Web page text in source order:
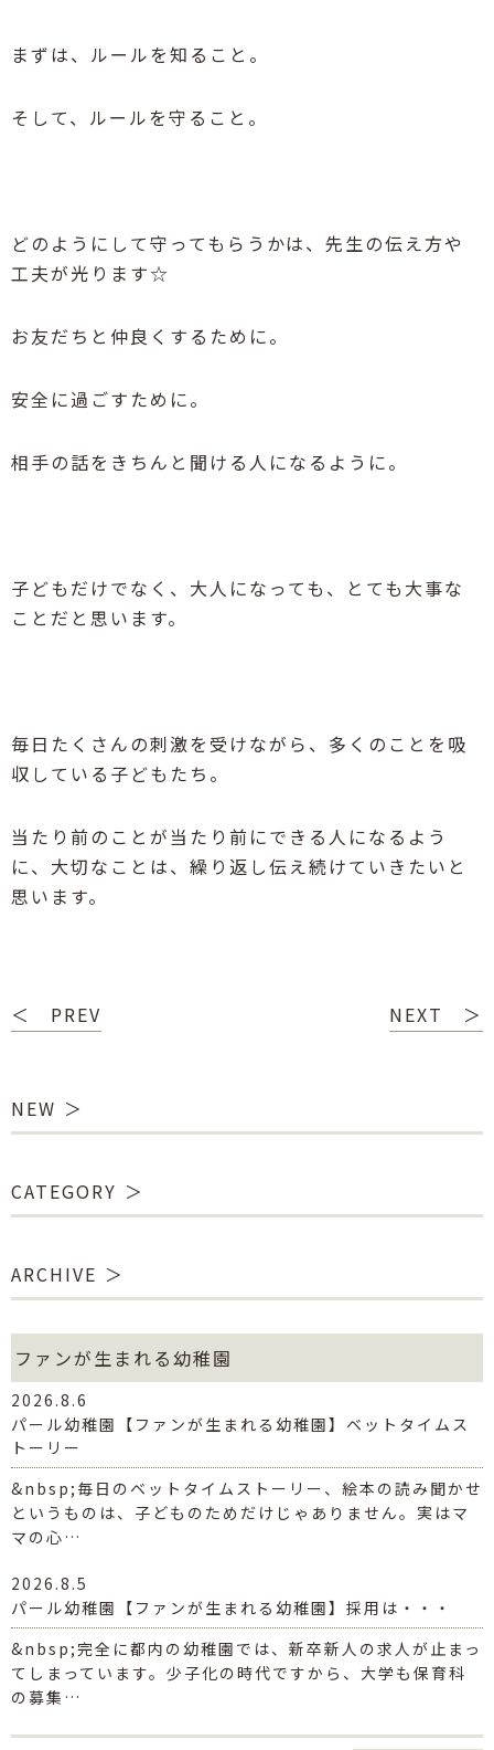
まずは、ルールを知ること。
そして、ルールを守ること。
どのようにして守ってもらうかは、先生の伝え方や
工夫が光ります☆
お友だちと仲良くするために。
安全に過ごすために。
相手の話をきちんと聞ける人になるように。
子どもだけでなく、大人になっても、とても大事な
ことだと思います。
毎日たくさんの刺激を受けながら、多くのことを吸
収している子どもたち。
当たり前のことが当たり前にできる人になるよう
に、大切なことは、繰り返し伝え続けていきたいと
思います。
＜ PREV NEXT ＞
NEW
CATEGORY
ARCHIVE
ファンが生まれる幼稚園
2026.8.6
パール幼稚園【ファンが生まれる幼稚園】ベットタイムス
トーリー
&nbsp;毎日のベットタイムストーリー、絵本の読み聞かせ
というものは、子どものためだけじゃありません。実はマ
マの心…
2026.8.5
パール幼稚園【ファンが生まれる幼稚園】採用は・・・
&nbsp;完全に都内の幼稚園では、新卒新人の求人が止まっ
てしまっています。少子化の時代ですから、大学も保育科
の募集…